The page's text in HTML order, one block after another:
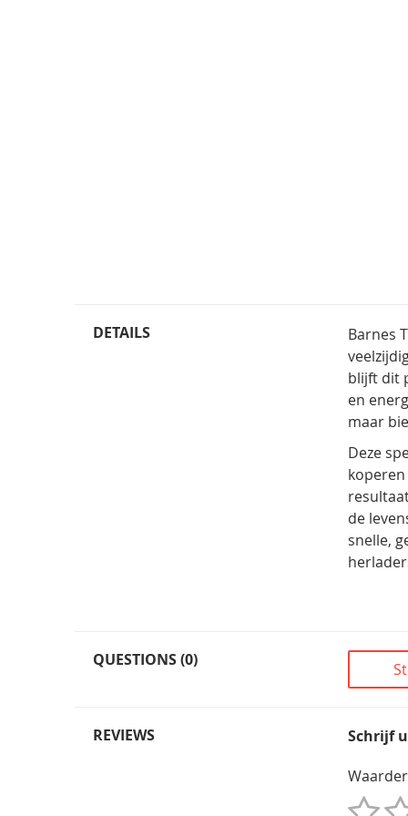
DETAILS Barnes
blijft dit
en
maar
Deze
de
snelle,
QUESTIONS (0)
REVIEWS
Schrijf